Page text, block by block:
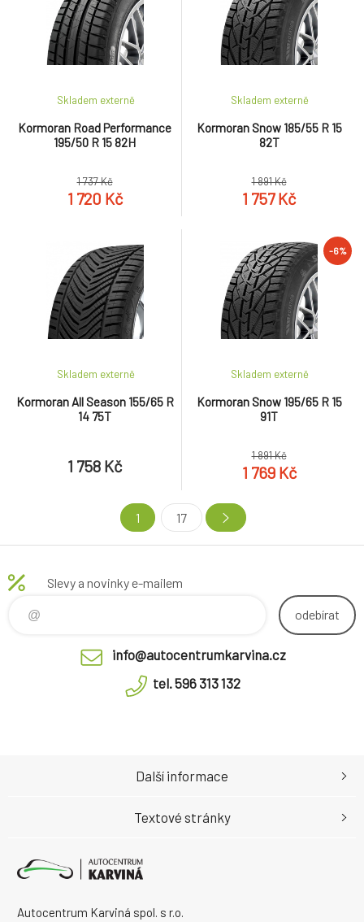
Kormoran Road Performance
195/50 R 15 82H
Skladem externě
1 737 Kč
1 720 Kč
Kormoran Snow 185/55 R 15
82T
Skladem externě
1 891 Kč
1 757 Kč
Kormoran All Season 155/65 R
14 75T
Skladem externě
1 758 Kč
-6%
Kormoran Snow 195/65 R 15
91T
Skladem externě
1 891 Kč
1 769 Kč
1 17
Slevy a novinky e-mailem
odebírat
info@autocentrumkarvina.cz
tel. 596 313 132
Autocentrum Karviná spol. s r.o.
Další informace
Textové stránky